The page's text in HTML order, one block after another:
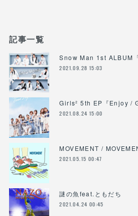
記事一覧
Snow Man 1st ALBUM
2021.09.28 15:03
Girls² 5th EP『Enjoy /
2021.08.24 15:00
MOVEMENT /
2021.05.15 00:47
謎の魚feat.ともだち
2021.04.24 00:45